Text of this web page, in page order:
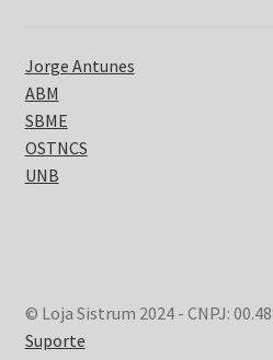
Jorge Antunes
ABM
SBME
OSTNCS
UNB
© Loja Sistrum 2024 - CNPJ:
Suporte